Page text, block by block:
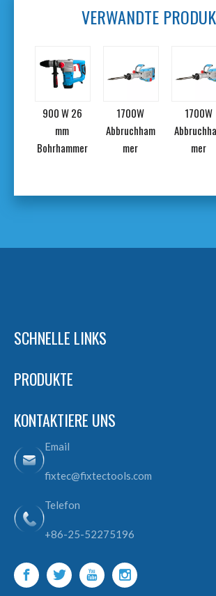
VERWANDTE
900 W 26
mm
Bohrhammer
1700W
Abbruchham
mer
1700W
mer
SCHNELLE LINKS
PRODUKTE
KONTAKTIERE UNS
Email
fixtec@fixtectools.com
Telefon
+86-25-52275196